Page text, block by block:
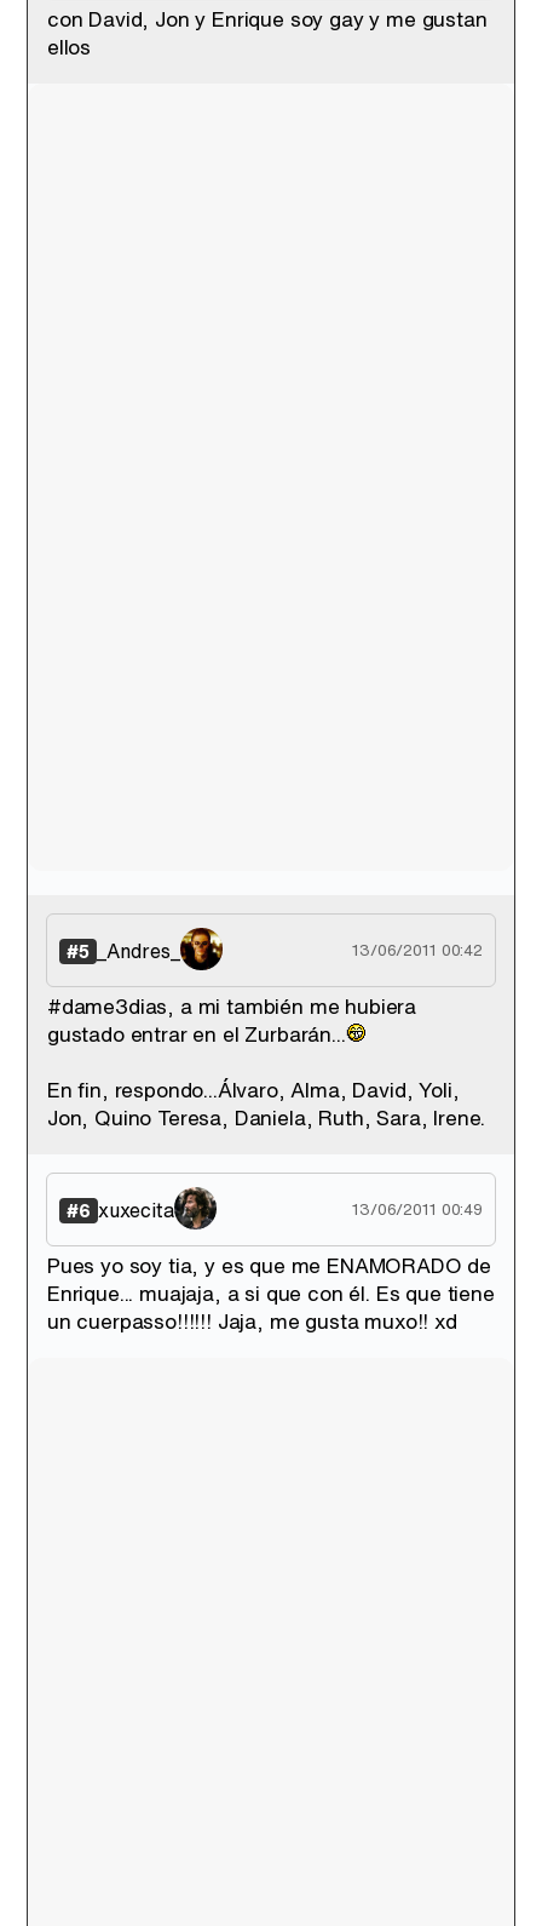
con David, Jon y Enrique soy gay y me gustan
ellos
#5 _Andres_ 13/06/2011 00:42
#dame3dias, a mi también me hubiera
gustado entrar en el Zurbarán...
En fin, respondo...Álvaro, Alma, David, Yoli,
Jon, Quino Teresa, Daniela, Ruth, Sara, Irene.
#6 xuxecita 13/06/2011 00:49
Pues yo soy tia, y es que me ENAMORADO de
Enrique... muajaja, a si que con él. Es que tiene
un cuerpasso!!!!!! Jaja, me gusta muxo!! xd